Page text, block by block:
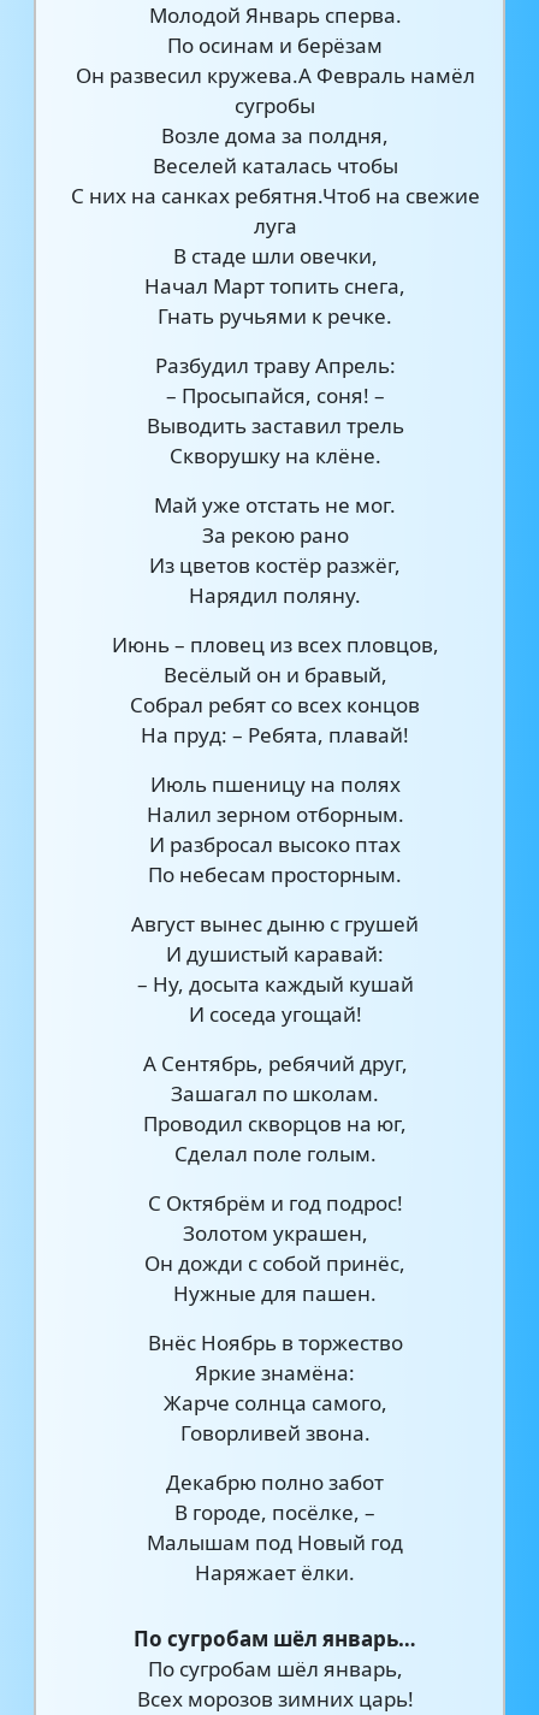
Молодой Январь сперва.
По осинам и берёзам
Он развесил кружева.А Февраль намёл
сугробы
Возле дома за полдня,
Веселей каталась чтобы
С них на санках ребятня.Чтоб на свежие
луга
В стаде шли овечки,
Начал Март топить снега,
Гнать ручьями к речке.
Разбудил траву Апрель:
– Просыпайся, соня! –
Выводить заставил трель
Скворушку на клёне.
Май уже отстать не мог.
За рекою рано
Из цветов костёр разжёг,
Нарядил поляну.
Июнь – пловец из всех пловцов,
Весёлый он и бравый,
Собрал ребят со всех концов
На пруд: – Ребята, плавай!
Июль пшеницу на полях
Налил зерном отборным.
И разбросал высоко птах
По небесам просторным.
Август вынес дыню с грушей
И душистый каравай:
– Ну, досыта каждый кушай
И соседа угощай!
А Сентябрь, ребячий друг,
Зашагал по школам.
Проводил скворцов на юг,
Сделал поле голым.
С Октябрём и год подрос!
Золотом украшен,
Он дожди с собой принёс,
Нужные для пашен.
Внёс Ноябрь в торжество
Яркие знамёна:
Жарче солнца самого,
Говорливей звона.
Декабрю полно забот
В городе, посёлке, –
Малышам под Новый год
Наряжает ёлки.
По сугробам шёл январь…
По сугробам шёл январь,
Всех морозов зимних царь!